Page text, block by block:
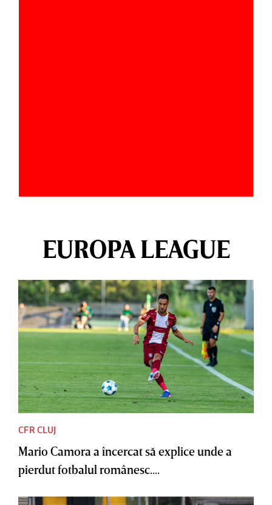
EUROPA LEAGUE
CFR CLUJ
Mario Camora a încercat să explice unde a
pierdut fotbalul românesc....